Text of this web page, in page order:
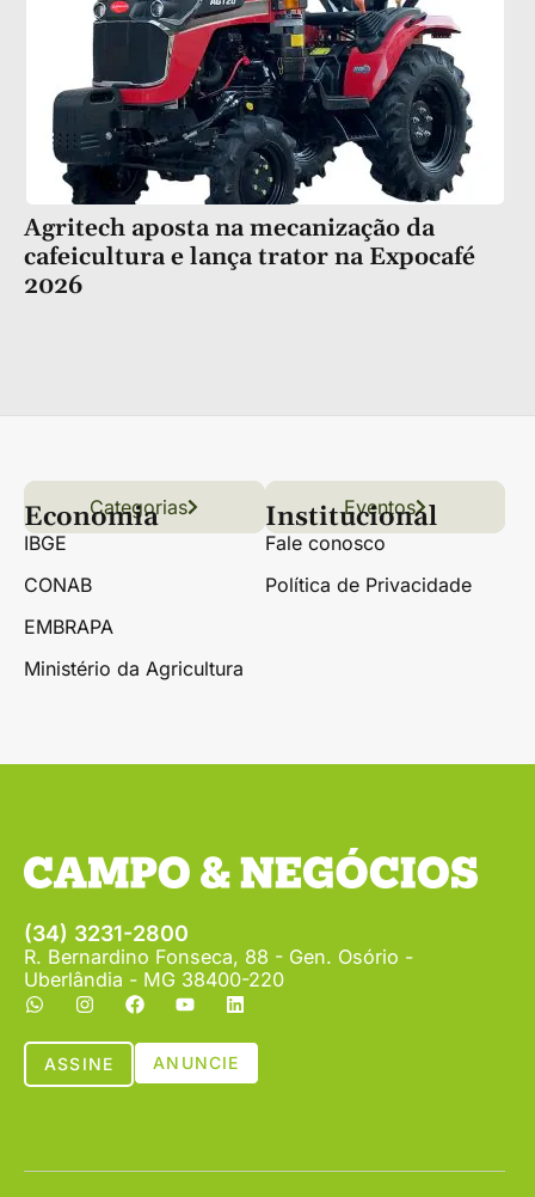
Agritech aposta na mecanização da
cafeicultura e lança trator na Expocafé
2026
Links úteis
Conteúdo Grãos
Florestas Hortifrúti
Categorias Eventos
Economia
IBGE
CONAB
EMBRAPA
Ministério da Agricultura
Institucional
Fale conosco
Política de Privacidade
(34) 3231-2800
R. Bernardino Fonseca, 88 - Gen. Osório -
Uberlândia - MG 38400-220
ASSINE ANUNCIE